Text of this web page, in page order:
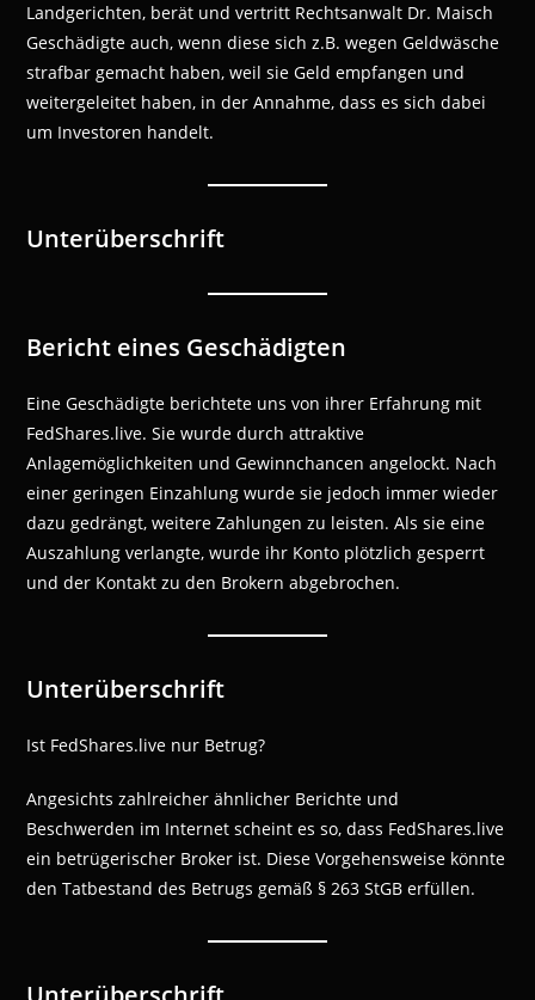
Landgerichten, berät und vertritt Rechtsanwalt Dr. Maisch
Geschädigte auch, wenn diese sich z.B. wegen Geldwäsche
strafbar gemacht haben, weil sie Geld empfangen und
weitergeleitet haben, in der Annahme, dass es sich dabei
um Investoren handelt.
Unterüberschrift
Bericht eines Geschädigten
Eine Geschädigte berichtete uns von ihrer Erfahrung mit
FedShares.live. Sie wurde durch attraktive
Anlagemöglichkeiten und Gewinnchancen angelockt. Nach
einer geringen Einzahlung wurde sie jedoch immer wieder
dazu gedrängt, weitere Zahlungen zu leisten. Als sie eine
Auszahlung verlangte, wurde ihr Konto plötzlich gesperrt
und der Kontakt zu den Brokern abgebrochen.
Unterüberschrift
Ist FedShares.live nur Betrug?
Angesichts zahlreicher ähnlicher Berichte und
Beschwerden im Internet scheint es so, dass FedShares.live
ein betrügerischer Broker ist. Diese Vorgehensweise könnte
den Tatbestand des Betrugs gemäß § 263 StGB erfüllen.